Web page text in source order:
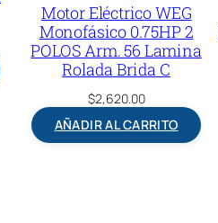
Motor Eléctrico WEG
Monofásico 0.75HP 2
POLOS Arm. 56 Lamina
Rolada Brida C
$2,620.00
AÑADIR AL CARRITO